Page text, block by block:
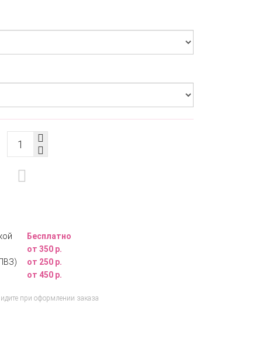
Бесплатно
от 350 р.
от 250 р.
от 450 р.
при оформлении заказа